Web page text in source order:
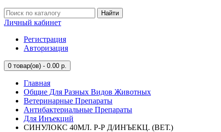
Найти
Личный кабинет
Регистрация
Авторизация
0 товар(ов) - 0.00 р.
Главная
Общие Для Разных Видов Животных
Ветеринарные Препараты
Антибактериальные Препараты
Для Инъекций
СИНУЛОКС 40МЛ. Р-Р Д/ИНЪЕКЦ. (ВЕТ.)